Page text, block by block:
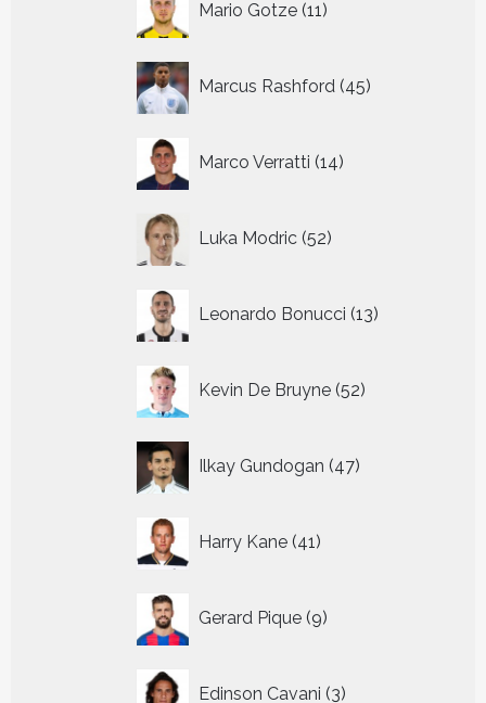
Mario Gotze 11
producten
Marcus Rashford 45
producten
Marco Verratti 14
producten
Luka Modric 52
producten
Leonardo Bonucci 13
producten
Kevin De Bruyne 52
producten
Ilkay Gundogan 47
producten
Harry Kane 41
producten
Gerard Pique 9
producten
Edinson Cavani 3